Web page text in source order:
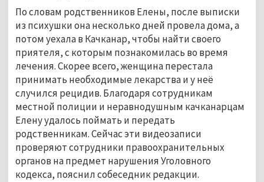
По словам родственников Елены, после выписки
из психушки она несколько дней провела дома, а
потом уехала в Качканар, чтобы найти своего
приятеля, с которым познакомилась во время
лечения. Скорее всего, женщина перестала
принимать необходимые лекарства и у неё
случился рецидив. Благодаря сотрудникам
местной полиции и неравнодушным качканарцам
Елену удалось поймать и передать
родственникам. Сейчас эти видеозаписи
проверяют сотрудники правоохранительных
органов на предмет нарушения Уголовного
кодекса, пояснил собеседник редакции.